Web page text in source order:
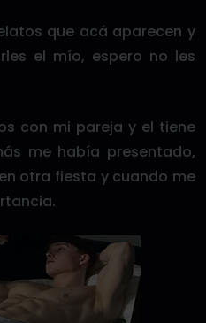
que acá aparecen y
el mío, espero no les
con mi pareja y el tiene
me había presentado,
otra fiesta y cuando me